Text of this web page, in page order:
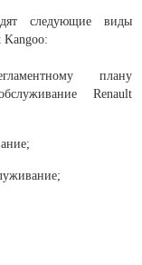
следующие виды
Kangoo:
плану
Renault